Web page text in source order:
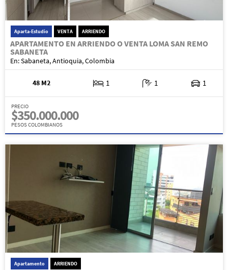
Aparta-Estudio VENTA ARRIENDO
APARTAMENTO EN ARRIENDO O VENTA LOMA SAN REMO
SABANETA
En: Sabaneta, Antioquia, Colombia
48 M2 1 1 1
PRECIO
$350.000.000
PESOS COLOMBIANOS
Apartamento ARRIENDO